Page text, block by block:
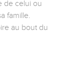
de celui ou
famille.
au bout du